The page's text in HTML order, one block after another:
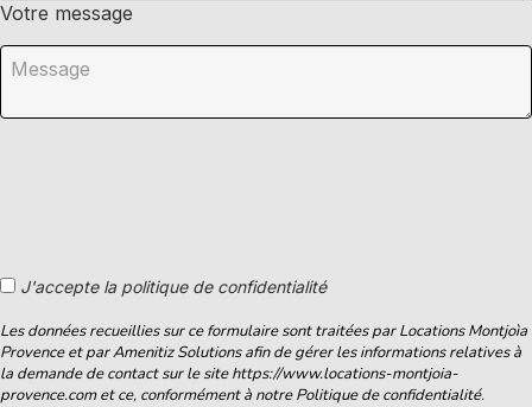
Votre message
J'accepte la politique de confidentialité
Les données recueillies sur ce formulaire sont traitées par Locations Montjoìa
Provence et par Amenitiz Solutions afin de gérer les informations relatives à
la demande de contact sur le site https://www.locations-montjoia-
provence.com et ce, conformément à notre Politique de confidentialité.